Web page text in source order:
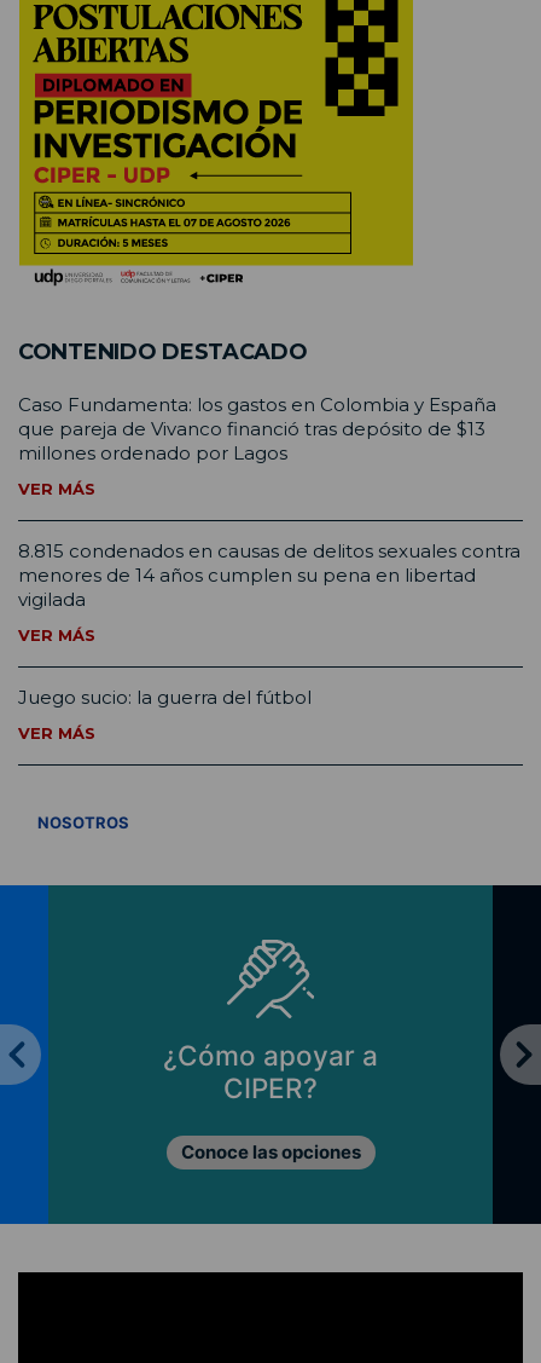
CONTENIDO DESTACADO
Caso Fundamenta: los gastos en Colombia y España
que pareja de Vivanco financió tras depósito de $13
millones ordenado por Lagos
VER MÁS
8.815 condenados en causas de delitos sexuales contra
menores de 14 años cumplen su pena en libertad
vigilada
VER MÁS
Juego sucio: la guerra del fútbol
VER MÁS
NOSOTROS
¿Cómo apoyar a
CIPER?
Conoce las opciones